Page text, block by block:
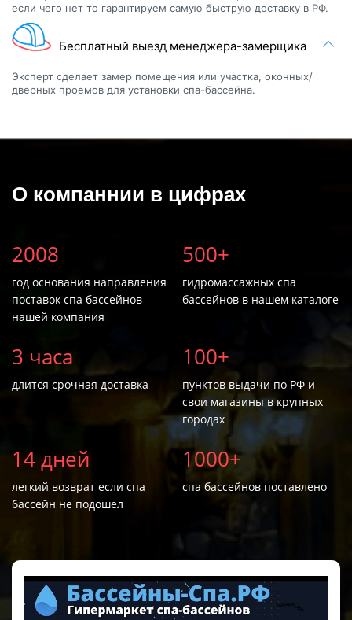
если чего нет то гарантируем самую быструю доставку в РФ.
Бесплатный выезд менеджера-замерщика
Эксперт сделает замер помещения или участка, оконных/
дверных проемов для установки спа-бассейна.
О компаннии в цифрах
2008
год основания направления
поставок спа бассейнов
нашей компания
500+
гидромассажных спа
бассейнов в нашем каталоге
3 часа
длится срочная доставка
100+
пунктов выдачи по РФ и
свои магазины в крупных
городах
14 дней
легкий возврат если спа
бассейн не подошел
1000+
спа бассейнов поставлено